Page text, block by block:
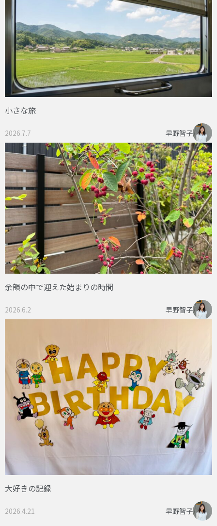
小さな旅
2026.7.7 早野智子
余韻の中で迎えた始まりの時間
2026.6.2 早野智子
大好きの記録
2026.4.21 早野智子